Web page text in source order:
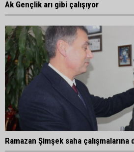
Ak Gençlik arı gibi çalışıyor
Ramazan Şimşek saha çalışmalarına